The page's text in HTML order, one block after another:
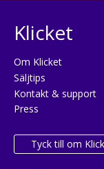
Klicket
Om Klicket
Säljtips
Kontakt & support
Press
Tyck till om